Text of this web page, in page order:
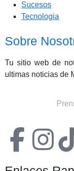
Sucesos
Tecnologia
Sobre
Tu sitio web de
ultimas noticias de